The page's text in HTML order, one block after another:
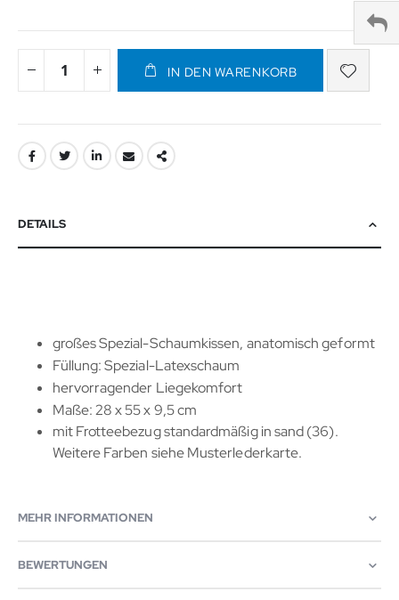
IN DEN WARENKORB
DETAILS
großes Spezial-Schaumkissen, anatomisch geformt
Füllung: Spezial-Latexschaum
hervorragender Liegekomfort
Maße: 28 x 55 x 9,5 cm
mit Frotteebezug standardmäßig in sand (36).
Weitere Farben siehe Musterlederkarte.
MEHR INFORMATIONEN
BEWERTUNGEN